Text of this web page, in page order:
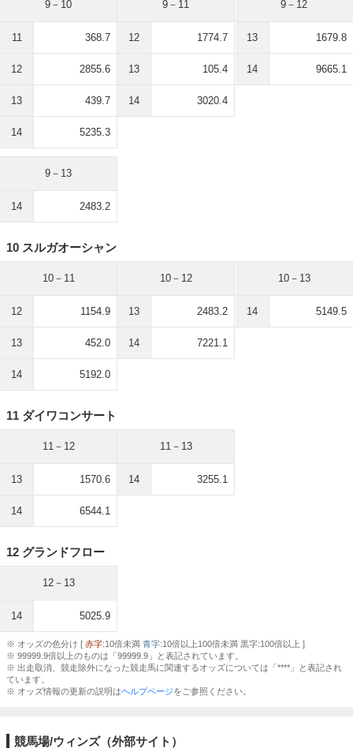
9－10
11 368.7
12 2855.6
13 439.7
14 5235.3
9－11
12 1774.7
13 105.4
14 3020.4
9－12
13 1679.8
14 9665.1
9－13
14 2483.2
10 スルガオーシャン
10－11
12 1154.9
13 452.0
14 5192.0
10－12
13 2483.2
14 7221.1
10－13
14 5149.5
11 ダイワコンサート
11－12
13 1570.6
14 6544.1
11－13
14 3255.1
12 グランドフロー
12－13
14 5025.9
※ オッズの色分け [ 赤字:10倍未満 青字:10倍以上100倍未満 黒字:100倍以上 ]
※ 99999.9倍以上のものは「99999.9」と表記されています。
※ 出走取消、競走除外になった競走馬に関連するオッズについては「****」と表記され
ています。
※ オッズ情報の更新の説明はヘルプページをご参照ください。
競馬場/ウィンズ（外部サイト）